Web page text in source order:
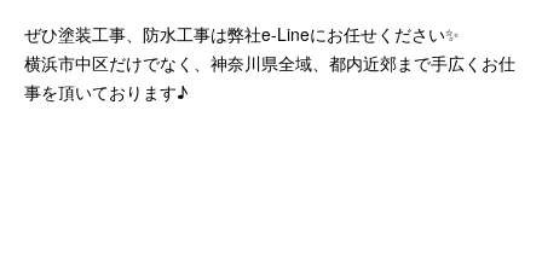
ぜひ塗装工事、防水工事は弊社e-Lineにお任せください✨
横浜市中区だけでなく、神奈川県全域、都内近郊まで手広くお仕
事を頂いております♪